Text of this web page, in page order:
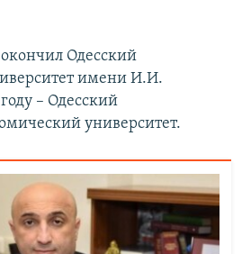
Одесский
имени И.И.
– Одесский
университет.